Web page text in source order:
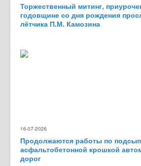
Торжественный митинг,
годовщине со дня рождения
лётчика П.М. Камозина
16-07-2026
Продолжаются работы по
асфальтобетонной крошкой
дорог